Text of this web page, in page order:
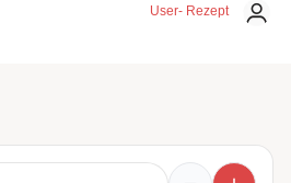
User- Rezept